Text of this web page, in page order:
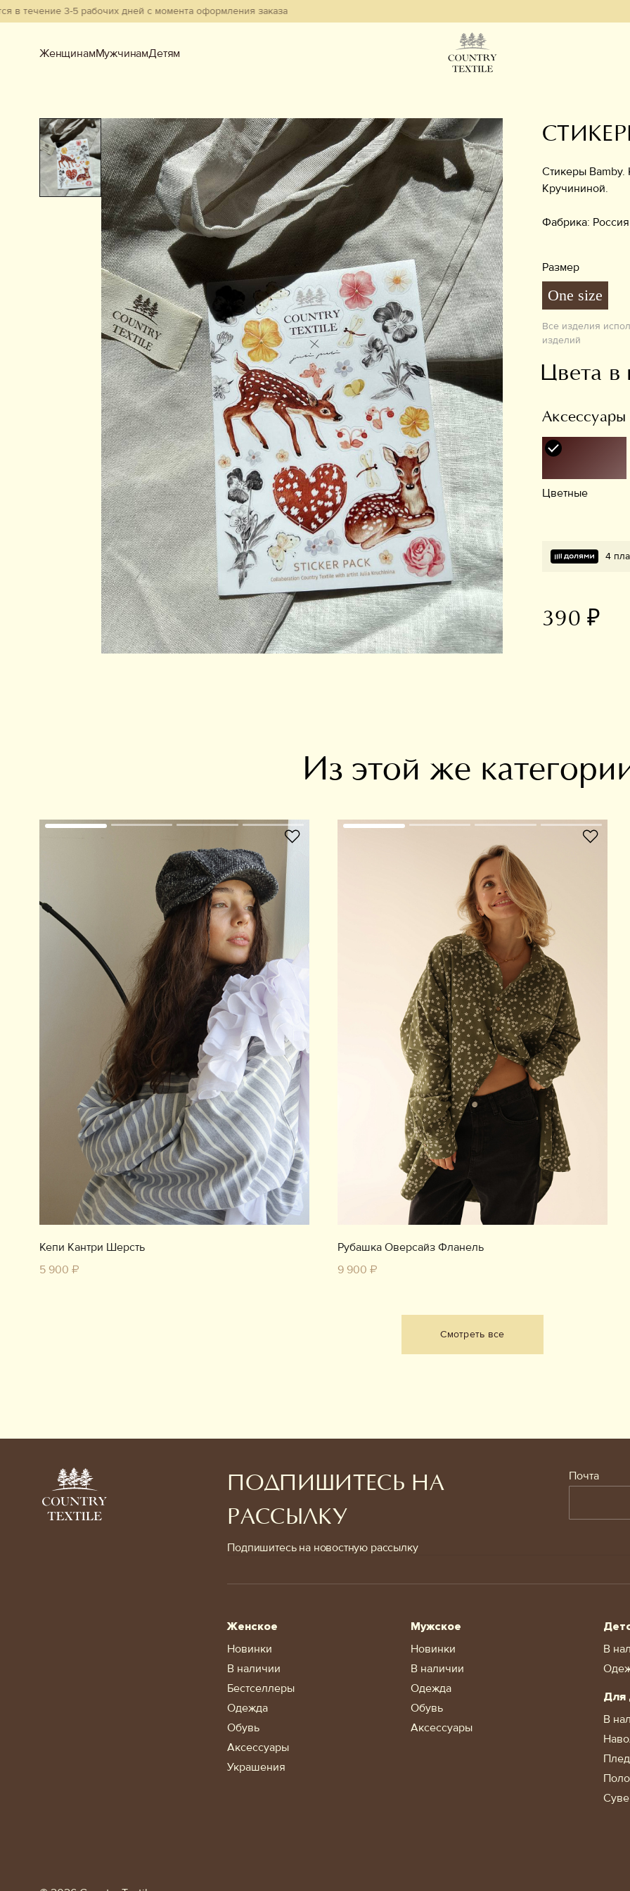
3-5 рабочих дней с момента оформления заказа
ЖенщинамМужчинамДетям
Смотреть всё
Новинки
Подарочный сертификат
Стикеры
Кручининой.
Фабрика:
Размер
One size
Все изделия
изделий
Цвета в
Аксессуары
Цветные
4
390 ₽
В избранное
Из этой же
Кепи Кантри Шерсть
5 900 ₽
Рубашка Оверсайз Фланель
9 900 ₽
Смотреть все
ПОДПИШИТЕСЬ НА
РАССЫЛКУ
Подпишитесь на новостную рассылку
Почта
Женское
Новинки
В наличии
Бестселлеры
Одежда
Обувь
Аксессуары
Украшения
Мужское
Новинки
В наличии
Одежда
Обувь
Аксессуары
В
Для
В